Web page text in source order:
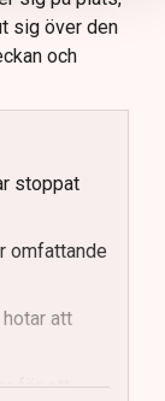
sig över den
och
stoppat
omfattande
att
för ett